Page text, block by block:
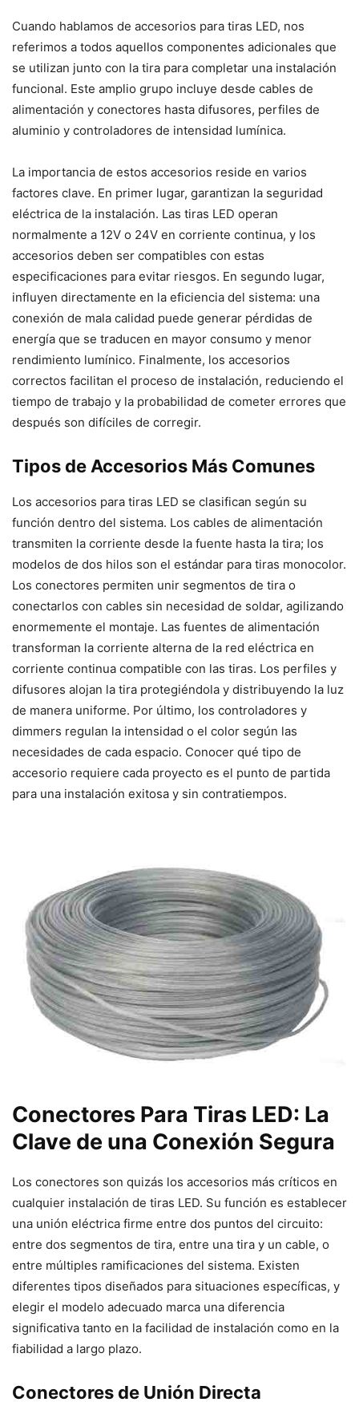
Cuando hablamos de accesorios para tiras LED, nos
referimos a todos aquellos componentes adicionales que
se utilizan junto con la tira para completar una instalación
funcional. Este amplio grupo incluye desde cables de
alimentación y conectores hasta difusores, perfiles de
aluminio y controladores de intensidad lumínica.
La importancia de estos accesorios reside en varios
factores clave. En primer lugar, garantizan la seguridad
eléctrica de la instalación. Las tiras LED operan
normalmente a 12V o 24V en corriente continua, y los
accesorios deben ser compatibles con estas
especificaciones para evitar riesgos. En segundo lugar,
influyen directamente en la eficiencia del sistema: una
conexión de mala calidad puede generar pérdidas de
energía que se traducen en mayor consumo y menor
rendimiento lumínico. Finalmente, los accesorios
correctos facilitan el proceso de instalación, reduciendo el
tiempo de trabajo y la probabilidad de cometer errores que
después son difíciles de corregir.
Tipos de Accesorios Más Comunes
Los accesorios para tiras LED se clasifican según su
función dentro del sistema. Los cables de alimentación
transmiten la corriente desde la fuente hasta la tira; los
modelos de dos hilos son el estándar para tiras monocolor.
Los conectores permiten unir segmentos de tira o
conectarlos con cables sin necesidad de soldar, agilizando
enormemente el montaje. Las fuentes de alimentación
transforman la corriente alterna de la red eléctrica en
corriente continua compatible con las tiras. Los perfiles y
difusores alojan la tira protegiéndola y distribuyendo la luz
de manera uniforme. Por último, los controladores y
dimmers regulan la intensidad o el color según las
necesidades de cada espacio. Conocer qué tipo de
accesorio requiere cada proyecto es el punto de partida
para una instalación exitosa y sin contratiempos.
Conectores Para Tiras LED: La
Clave de una Conexión Segura
Los conectores son quizás los accesorios más críticos en
cualquier instalación de tiras LED. Su función es establecer
una unión eléctrica firme entre dos puntos del circuito:
entre dos segmentos de tira, entre una tira y un cable, o
entre múltiples ramificaciones del sistema. Existen
diferentes tipos diseñados para situaciones específicas, y
elegir el modelo adecuado marca una diferencia
significativa tanto en la facilidad de instalación como en la
fiabilidad a largo plazo.
Conectores de Unión Directa